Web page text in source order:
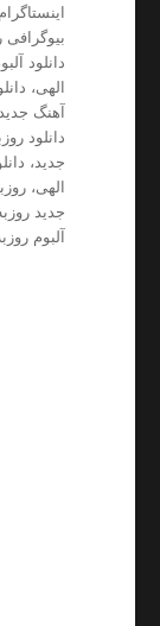
دانلود
الهى،
آهنگ
جدید،
الهى،
جدید
آلبوم